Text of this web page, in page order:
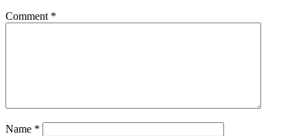
Comment *
Name *